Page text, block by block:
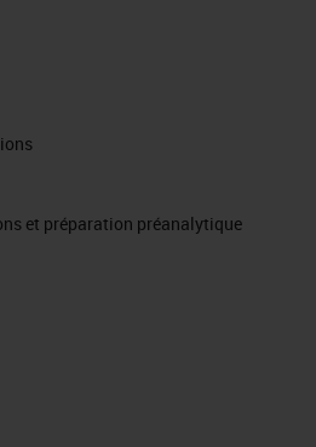
et préparation préanalytique